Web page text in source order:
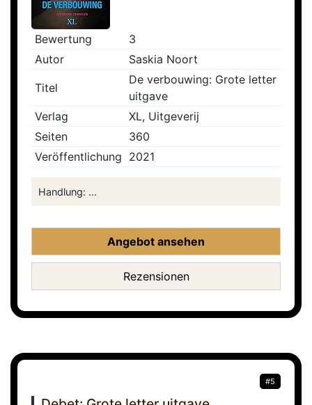
Bewertung
3
Autor
Saskia Noort
Titel
De verbouwing: Grote letter
uitgave
Verlag
XL, Uitgeverij
Seiten
360
Veröffentlichung 2021
Handlung: ...
Angebot ansehen
Rezensionen
#5